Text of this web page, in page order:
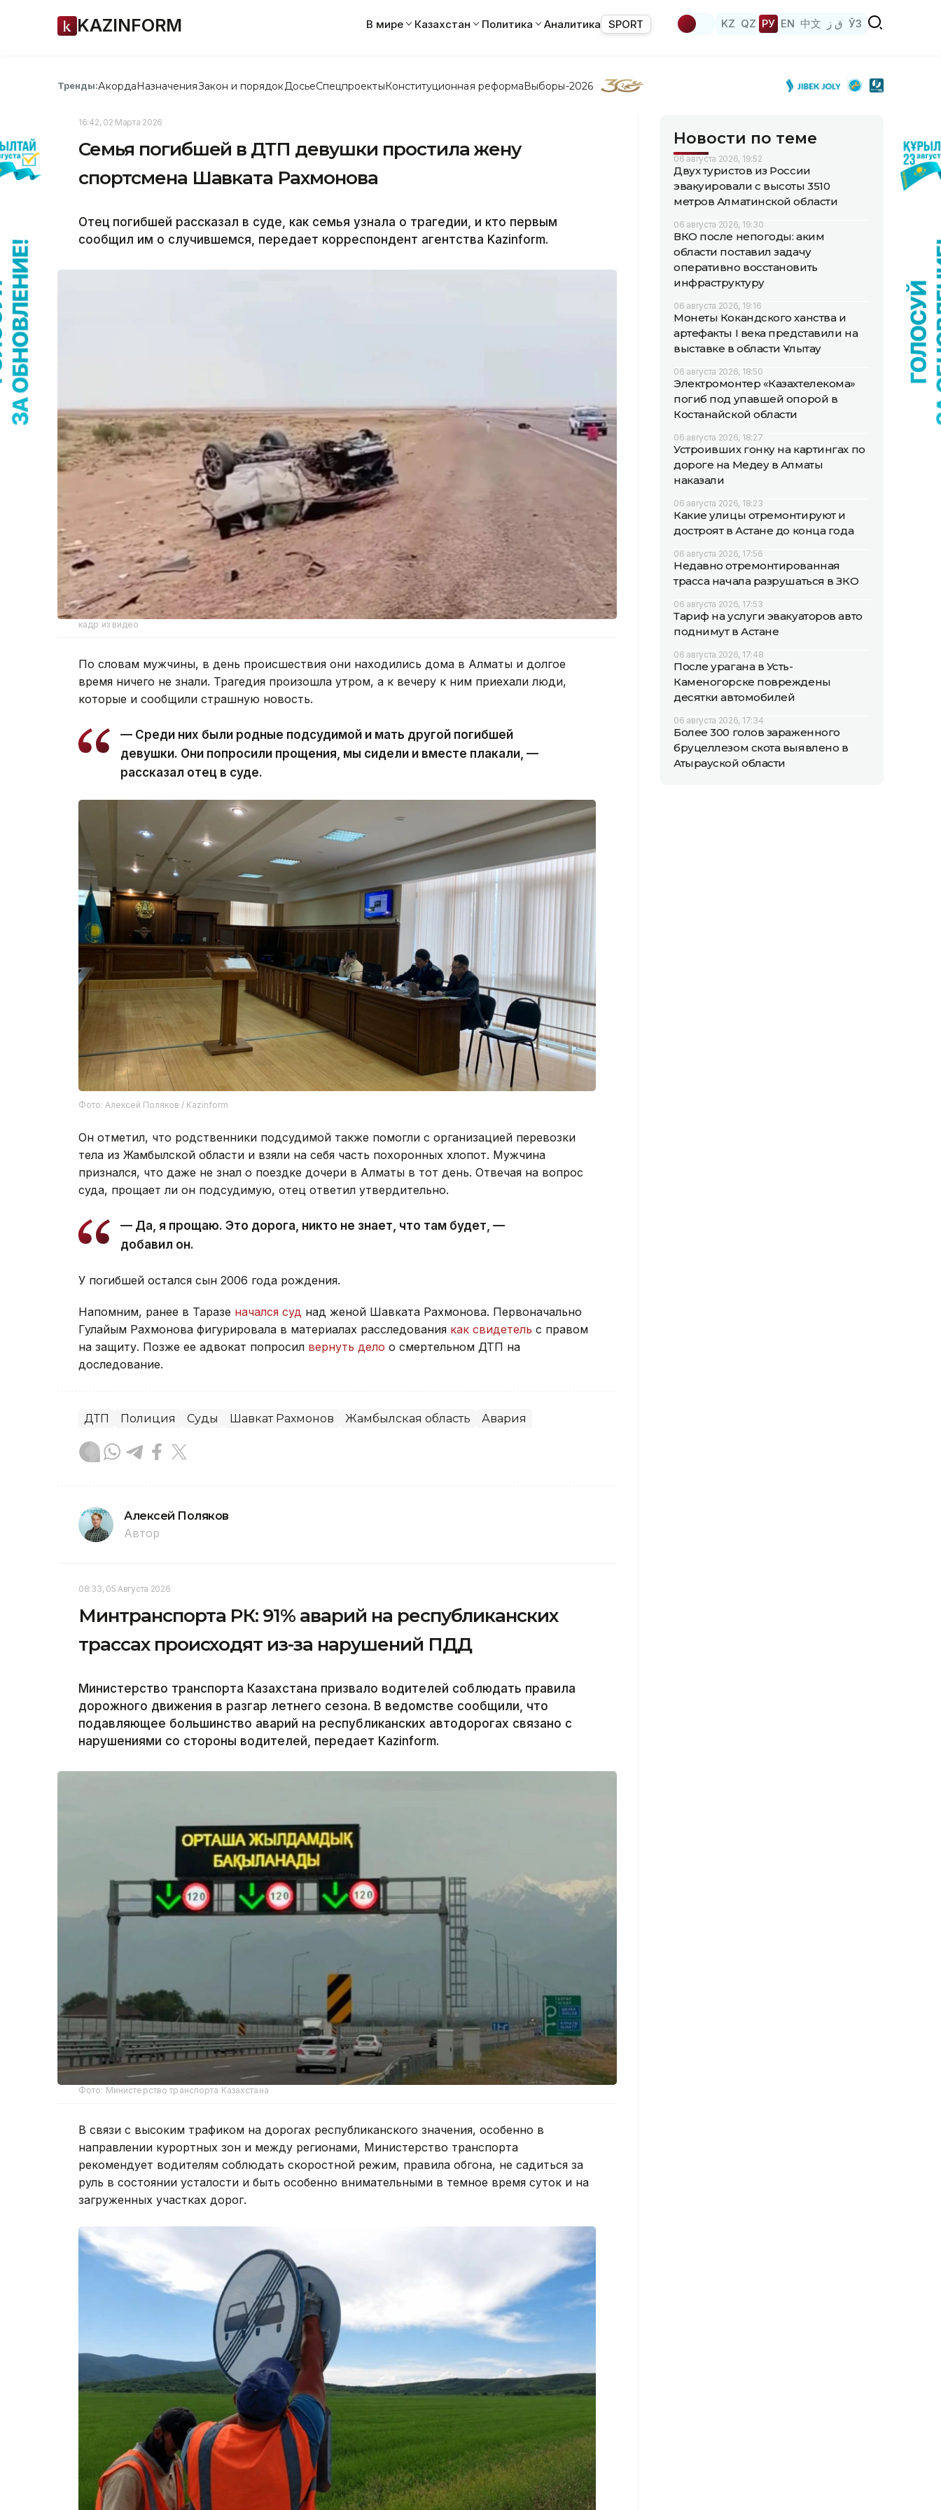
KAZINFORM В мире Казахстан Политика Аналитика SPORT KZ QZ РУ EN 中文 ق ز ЎЗ
Тренды:АкордаНазначенияЗакон и порядок ДосьеСпецпроектыКонституционная реформаВыборы-2026
16:42, 02 Марта 2026
Семья погибшей в ДТП девушки простила жену
спортсмена Шавката Рахмонова
Отец погибшей рассказал в суде, как семья узнала о трагедии, и кто первым
сообщил им о случившемся, передает корреспондент агентства Kazinform.
кадр из видео
По словам мужчины, в день происшествия они находились дома в Алматы и долгое
время ничего не знали. Трагедия произошла утром, а к вечеру к ним приехали люди,
которые и сообщили страшную новость.
— Среди них были родные подсудимой и мать другой погибшей
девушки. Они попросили прощения, мы сидели и вместе плакали, —
рассказал отец в суде.
Фото: Алексей Поляков / Kazinform
Он отметил, что родственники подсудимой также помогли с организацией перевозки
тела из Жамбылской области и взяли на себя часть похоронных хлопот. Мужчина
признался, что даже не знал о поездке дочери в Алматы в тот день. Отвечая на вопрос
суда, прощает ли он подсудимую, отец ответил утвердительно.
— Да, я прощаю. Это дорога, никто не знает, что там будет, —
добавил он.
У погибшей остался сын 2006 года рождения.
Напомним, ранее в Таразе начался суд над женой Шавката Рахмонова. Первоначально
Гулайым Рахмонова фигурировала в материалах расследования как свидетель с правом
на защиту. Позже ее адвокат попросил вернуть дело о смертельном ДТП на
доследование.
ДТП Полиция Суды Шавкат Рахмонов Жамбылская область Авария
Алексей Поляков
Автор
08:33, 05 Августа 2026
Минтранспорта РК: 91% аварий на республиканских
трассах происходят из-за нарушений ПДД
Министерство транспорта Казахстана призвало водителей соблюдать правила
дорожного движения в разгар летнего сезона. В ведомстве сообщили, что
подавляющее большинство аварий на республиканских автодорогах связано с
нарушениями со стороны водителей, передает Kazinform.
Фото: Министерство транспорта Казахстана
В связи с высоким трафиком на дорогах республиканского значения, особенно в
направлении курортных зон и между регионами, Министерство транспорта
рекомендует водителям соблюдать скоростной режим, правила обгона, не садиться за
руль в состоянии усталости и быть особенно внимательными в темное время суток и на
загруженных участках дорог.
Новости по теме
06 августа 2026, 19:52
Двух туристов из России
эвакуировали с высоты 3510
метров Алматинской области
06 августа 2026, 19:30
ВКО после непогоды: аким
области поставил задачу
оперативно восстановить
инфраструктуру
06 августа 2026, 19:16
Монеты Кокандского ханства и
артефакты I века представили на
выставке в области Ұлытау
06 августа 2026, 18:50
Электромонтер «Казахтелекома»
погиб под упавшей опорой в
Костанайской области
06 августа 2026, 18:27
Устроивших гонку на картингах по
дороге на Медеу в Алматы
наказали
06 августа 2026, 18:23
Какие улицы отремонтируют и
достроят в Астане до конца года
06 августа 2026, 17:56
Недавно отремонтированная
трасса начала разрушаться в ЗКО
06 августа 2026, 17:53
Тариф на услуги эвакуаторов авто
поднимут в Астане
06 августа 2026, 17:48
После урагана в Усть-
Каменогорске повреждены
десятки автомобилей
06 августа 2026, 17:34
Более 300 голов зараженного
бруцеллезом скота выявлено в
Атырауской области